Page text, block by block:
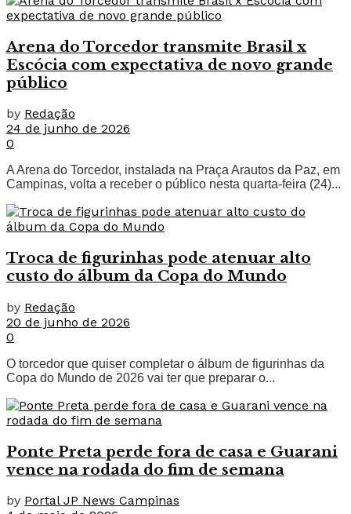
Arena do Torcedor transmite Brasil x
Escócia com expectativa de novo grande
público
by Redação
24 de junho de 2026
0
A Arena do Torcedor, instalada na Praça Arautos da Paz, em
Campinas, volta a receber o público nesta quarta-feira (24)...
Troca de figurinhas pode atenuar alto
custo do álbum da Copa do Mundo
by Redação
20 de junho de 2026
0
O torcedor que quiser completar o álbum de figurinhas da
Copa do Mundo de 2026 vai ter que preparar o...
Ponte Preta perde fora de casa e Guarani
vence na rodada do fim de semana
by Portal JP News Campinas